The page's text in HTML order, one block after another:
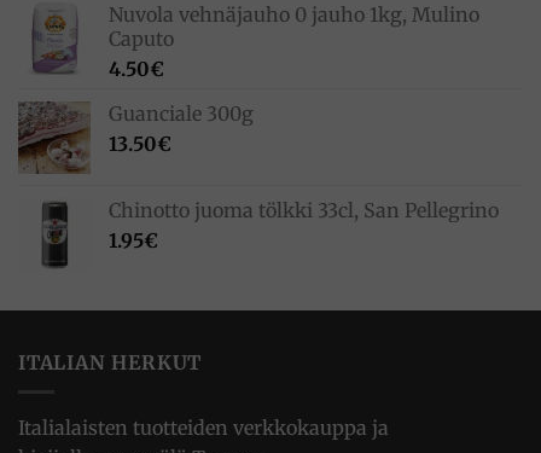
Nuvola vehnäjauho 0 jauho 1kg, Mulino
Caputo
4.50€
Guanciale 300g
13.50€
Chinotto juoma tölkki 33cl, San Pellegrino
1.95€
ITALIAN HERKUT
Italialaisten tuotteiden verkkokauppa ja